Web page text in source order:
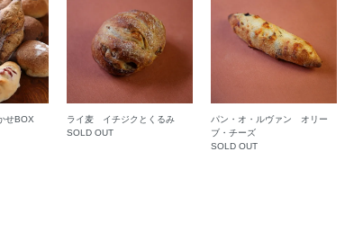
せBOX
ライ麦 イチジクとくるみ
SOLD OUT
パン・オ・ルヴァン オリー
ブ・チーズ
SOLD OUT